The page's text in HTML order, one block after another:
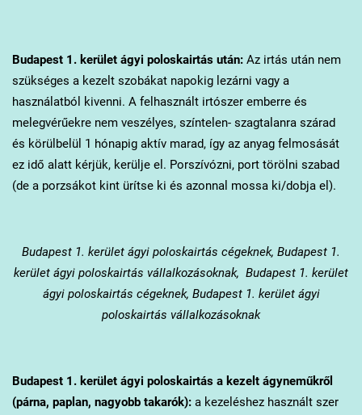
Budapest 1. kerületágyi poloskairtás után:Az irtás után nem
szükséges a kezelt szobákat napokig lezárni vagy a
használatból kivenni. A felhasznált irtószer emberre és
melegvérűekre nem veszélyes, színtelen- szagtalanra szárad
és körülbelül 1 hónapig aktív marad, így az anyag felmosását
ez idő alatt kérjük, kerülje el. Porszívózni, port törölni szabad
(de a porzsákot kint ürítse ki és azonnal mossa ki/dobja el).
Budapest 1. kerület ágyi poloskairtás cégeknek, Budapest 1.
kerület ágyi poloskairtás vállalkozásoknak, Budapest 1. kerület
ágyi poloskairtás cégeknek, Budapest 1. kerület ágyi
poloskairtás vállalkozásoknak
Budapest 1. kerületágyi poloskairtás a kezelt ágyneműkről
(párna, paplan, nagyobb takarók):a kezeléshez használt szer